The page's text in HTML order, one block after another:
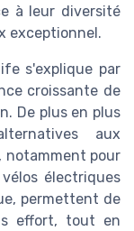
à leur diversité
exceptionnel.
s'explique par
croissante de
De plus en plus
aux
notamment pour
électriques
permettent de
effort, tout en